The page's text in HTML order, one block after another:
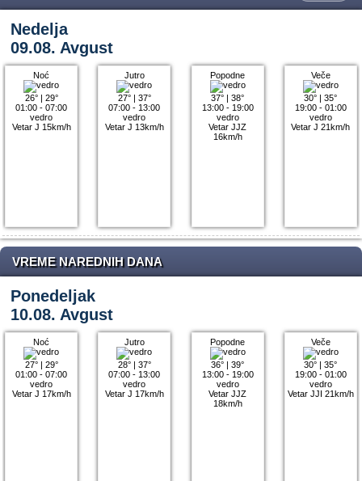
Nedelja
09.08. Avgust
Noć
26°| 29°
01:00 - 07:00
vedro
Vetar J 15km/h
Jutro
27°| 37°
07:00 - 13:00
vedro
Vetar J 13km/h
Popodne
37° |38°
13:00 - 19:00
vedro
Vetar JJZ
16km/h
Veče
30° |35°
19:00 - 01:00
vedro
Vetar J 21km/h
VREME NAREDNIH DANA
Ponedeljak
10.08. Avgust
Noć
27°| 29°
01:00 - 07:00
vedro
Vetar J 17km/h
Jutro
28°| 37°
07:00 - 13:00
vedro
Vetar J 17km/h
Popodne
36° |39°
13:00 - 19:00
vedro
Vetar JJZ
18km/h
Veče
30° |35°
19:00 - 01:00
vedro
Vetar JJI 21km/h